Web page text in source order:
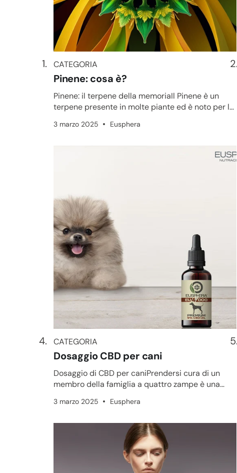
CATEGORIA
CATEGORIA
Pinene: cosa è?
Pinene: il terpene della memoriaIl Pinene è un
terpene presente in molte piante ed è noto per le
3 marzo 2025 Eusphera
CATEGORIA
CATEGORIA
Dosaggio CBD per cani
Dosaggio di CBD per caniPrendersi cura di un
membro della famiglia a quattro zampe è una
3 marzo 2025 Eusphera